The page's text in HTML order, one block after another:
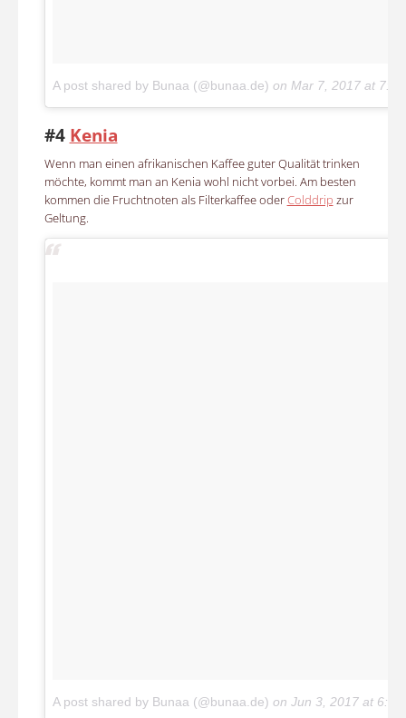
A post shared by Bunaa (@bunaa.de) on Mar 7, 2017 at
#4 Kenia
Wenn man einen afrikanischen Kaffee guter Qualität trinken
möchte, kommt man an Kenia wohl nicht vorbei. Am besten
kommen die Fruchtnoten als Filterkaffee oderColddrip zur
Geltung.
A post shared by Bunaa (@bunaa.de) on Jun 3, 2017 at